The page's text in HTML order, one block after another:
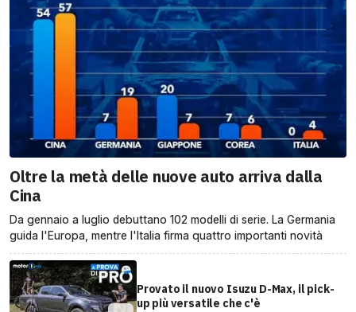
Oltre la metà delle nuove auto arriva dalla
Cina
Da gennaio a luglio debuttano 102 modelli di serie. La Germania
guida l'Europa, mentre l'Italia firma quattro importanti novità
Provato il nuovo Isuzu D-Max, il pick-
up più versatile che c'è